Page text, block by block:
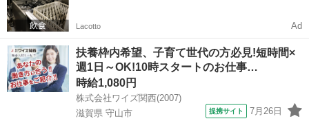
Lacotto Ad
扶養枠内希望、子育て世代の方必見!短時間×
週1日～OK!10時スタートのお仕事…
時給1,080円
株式会社ワイズ関西(2007)
滋賀県 守山市
提携サイト 7月26日